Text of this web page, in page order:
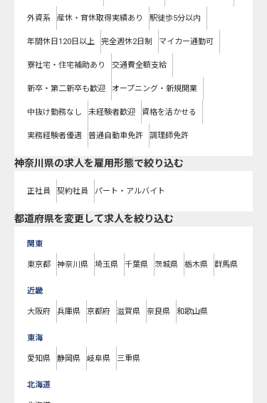
外資系 産休・育休取得実績あり 駅徒歩5分以内
年間休日120日以上 完全週休2日制 マイカー通勤可
寮社宅・住宅補助あり 交通費全額支給
新卒・第二新卒も歓迎 オープニング・新規開業
中抜け勤務なし 未経験者歓迎 資格を活かせる
実務経験者優遇 普通自動車免許 調理師免許
神奈川県の求人を雇用形態で絞り込む
正社員 契約社員 パート・アルバイト
都道府県を変更して求人を絞り込む
関東
東京都 神奈川県 埼玉県 千葉県 茨城県 栃木県 群馬県
近畿
大阪府 兵庫県 京都府 滋賀県 奈良県 和歌山県
東海
愛知県 静岡県 岐阜県 三重県
北海道